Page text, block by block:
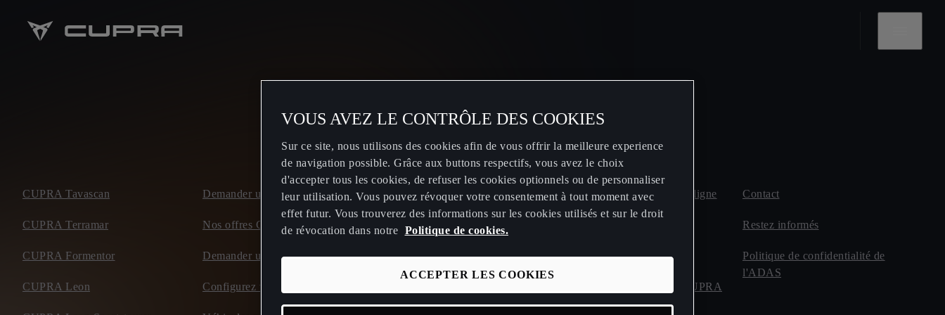
Luxembourg Français
CUPRA Tavascan
CUPRA Terramar
CUPRA Formentor
CUPRA Leon
Demander un essai routier
Nos offres CUPRA
Demander une offre
Configurez votre CUPRA
Stations de recharges publiques
Calculez vos économies en CUPRA
Calculez l'autonomie de votre
Prendre un rendez-vous en ligne
CUPRA Connect
Accessoires de transport CUPRA
Contact
Restez informés
Politique de confidentialité de
l'ADAS
VOUS AVEZ LE CONTRÔLE DES COOKIES
Sur ce site, nous utilisons des cookies afin de vous offrir la meilleure experience
de navigation possible. Grâce aux buttons respectifs, vous avez le choix
d'accepter tous les cookies, de refuser les cookies optionnels ou de personnaliser
leur utilisation. Vous pouvez révoquer votre consentement à tout moment avec
effet futur. Vous trouverez des informations sur les cookies utilisés et sur le droit
de révocation dans notre Politique de cookies.
ACCEPTER LES COOKIES